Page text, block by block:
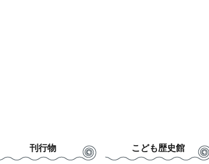
刊行物 こども歴史館